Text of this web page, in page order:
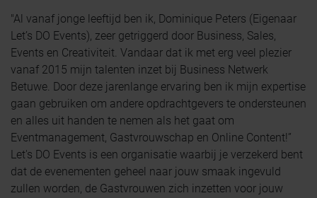
"Al vanaf jonge leeftijd ben ik, Dominique Peters (Eigenaar
Let’s DO Events), zeer getriggerd door Business, Sales,
Events en Creativiteit. Vandaar dat ik met erg veel plezier
vanaf 2015 mijn talenten inzet bij Business Netwerk
Betuwe. Door deze jarenlange ervaring ben ik mijn expertise
gaan gebruiken om andere opdrachtgevers te ondersteunen
en alles uit handen te nemen als het gaat om
Eventmanagement, Gastvrouwschap en Online Content!”
Let's DO Events is een organisatie waarbij je verzekerd bent
dat de evenementen geheel naar jouw smaak ingevuld
zullen worden, de Gastvrouwen zich inzetten voor jouw